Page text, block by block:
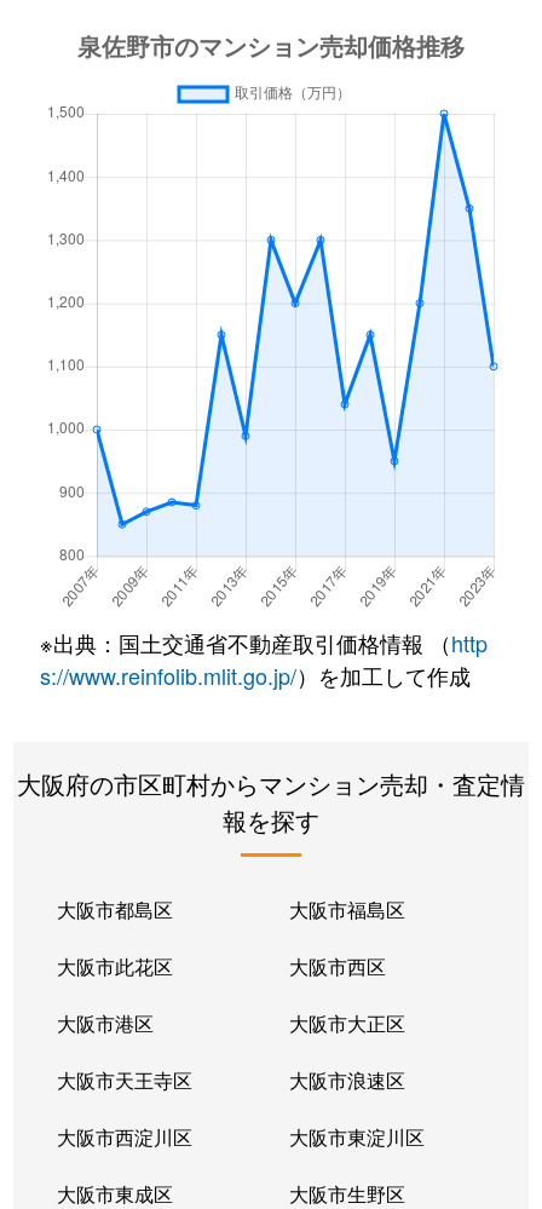
羽倉崎
1,000万円 羽倉崎
徒歩10分
徒歩7分
日根野 徒歩1分
日根野
1,100万円 日根野 徒歩4分
日根野
3,200万円 日根野 徒歩1分
日根野
3,100万円 徒歩1分
松原
1,100万円
南中安松
680万円 羽倉崎 徒歩15分
南中安松
1,400万円 羽倉崎 徒歩16分
※出典：国土交通省不動産取引価格情報 （http
s://www.reinfolib.mlit.go.jp/）を加工して作成
大阪府の市区町村からマンション売却・査定情
報を探す
大阪市都島区 大阪市福島区
大阪市此花区 大阪市西区
大阪市港区 大阪市大正区
大阪市天王寺区 大阪市浪速区
大阪市西淀川区 大阪市東淀川区
大阪市東成区 大阪市生野区